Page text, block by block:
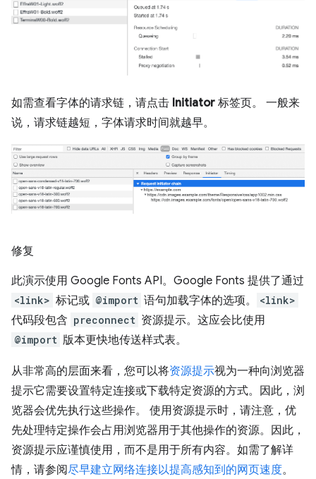
如需查看字体的请求链，请点击 Initiator 标签页。 一般来
说，请求链越短，字体请求时间就越早。
修复
此演示使用 Google Fonts API。Google Fonts 提供了通过
<link> 标记或 @import 语句加载字体的选项。 <link>
代码段包含 preconnect 资源提示。这应会比使用
@import 版本更快地传送样式表。
从非常高的层面来看，您可以将资源提示视为一种向浏览器
提示它需要设置特定连接或下载特定资源的方式。因此，浏
览器会优先执行这些操作。 使用资源提示时，请注意，优
先处理特定操作会占用浏览器用于其他操作的资源。因此，
资源提示应谨慎使用，而不是用于所有内容。如需了解详
情，请参阅尽早建立网络连接以提高感知到的网页速度。